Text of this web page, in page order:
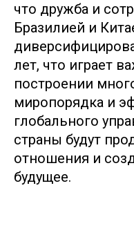
что дружба и
Бразилией и
лет, что играет
построении
миропорядка и
глобального
страны будут
отношения и
будущее.